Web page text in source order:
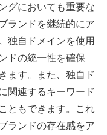
グにおいても重要な
ランドを継続的にア
独自ドメインを使用
ドの統一性を確保
ます。また、独自ド
関連するキーワード
ともできます。これ
ランドの存在感をア